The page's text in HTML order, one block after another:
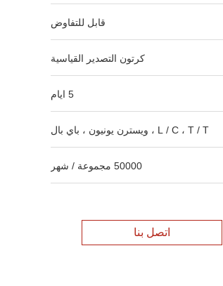
قابل للتفاوض
كرتون التصدير القياسية
5 ايام
L / C ، T / T ، ويسترن يونيون ، باي بال
50000 مجموعة / شهر
اتصل بنا